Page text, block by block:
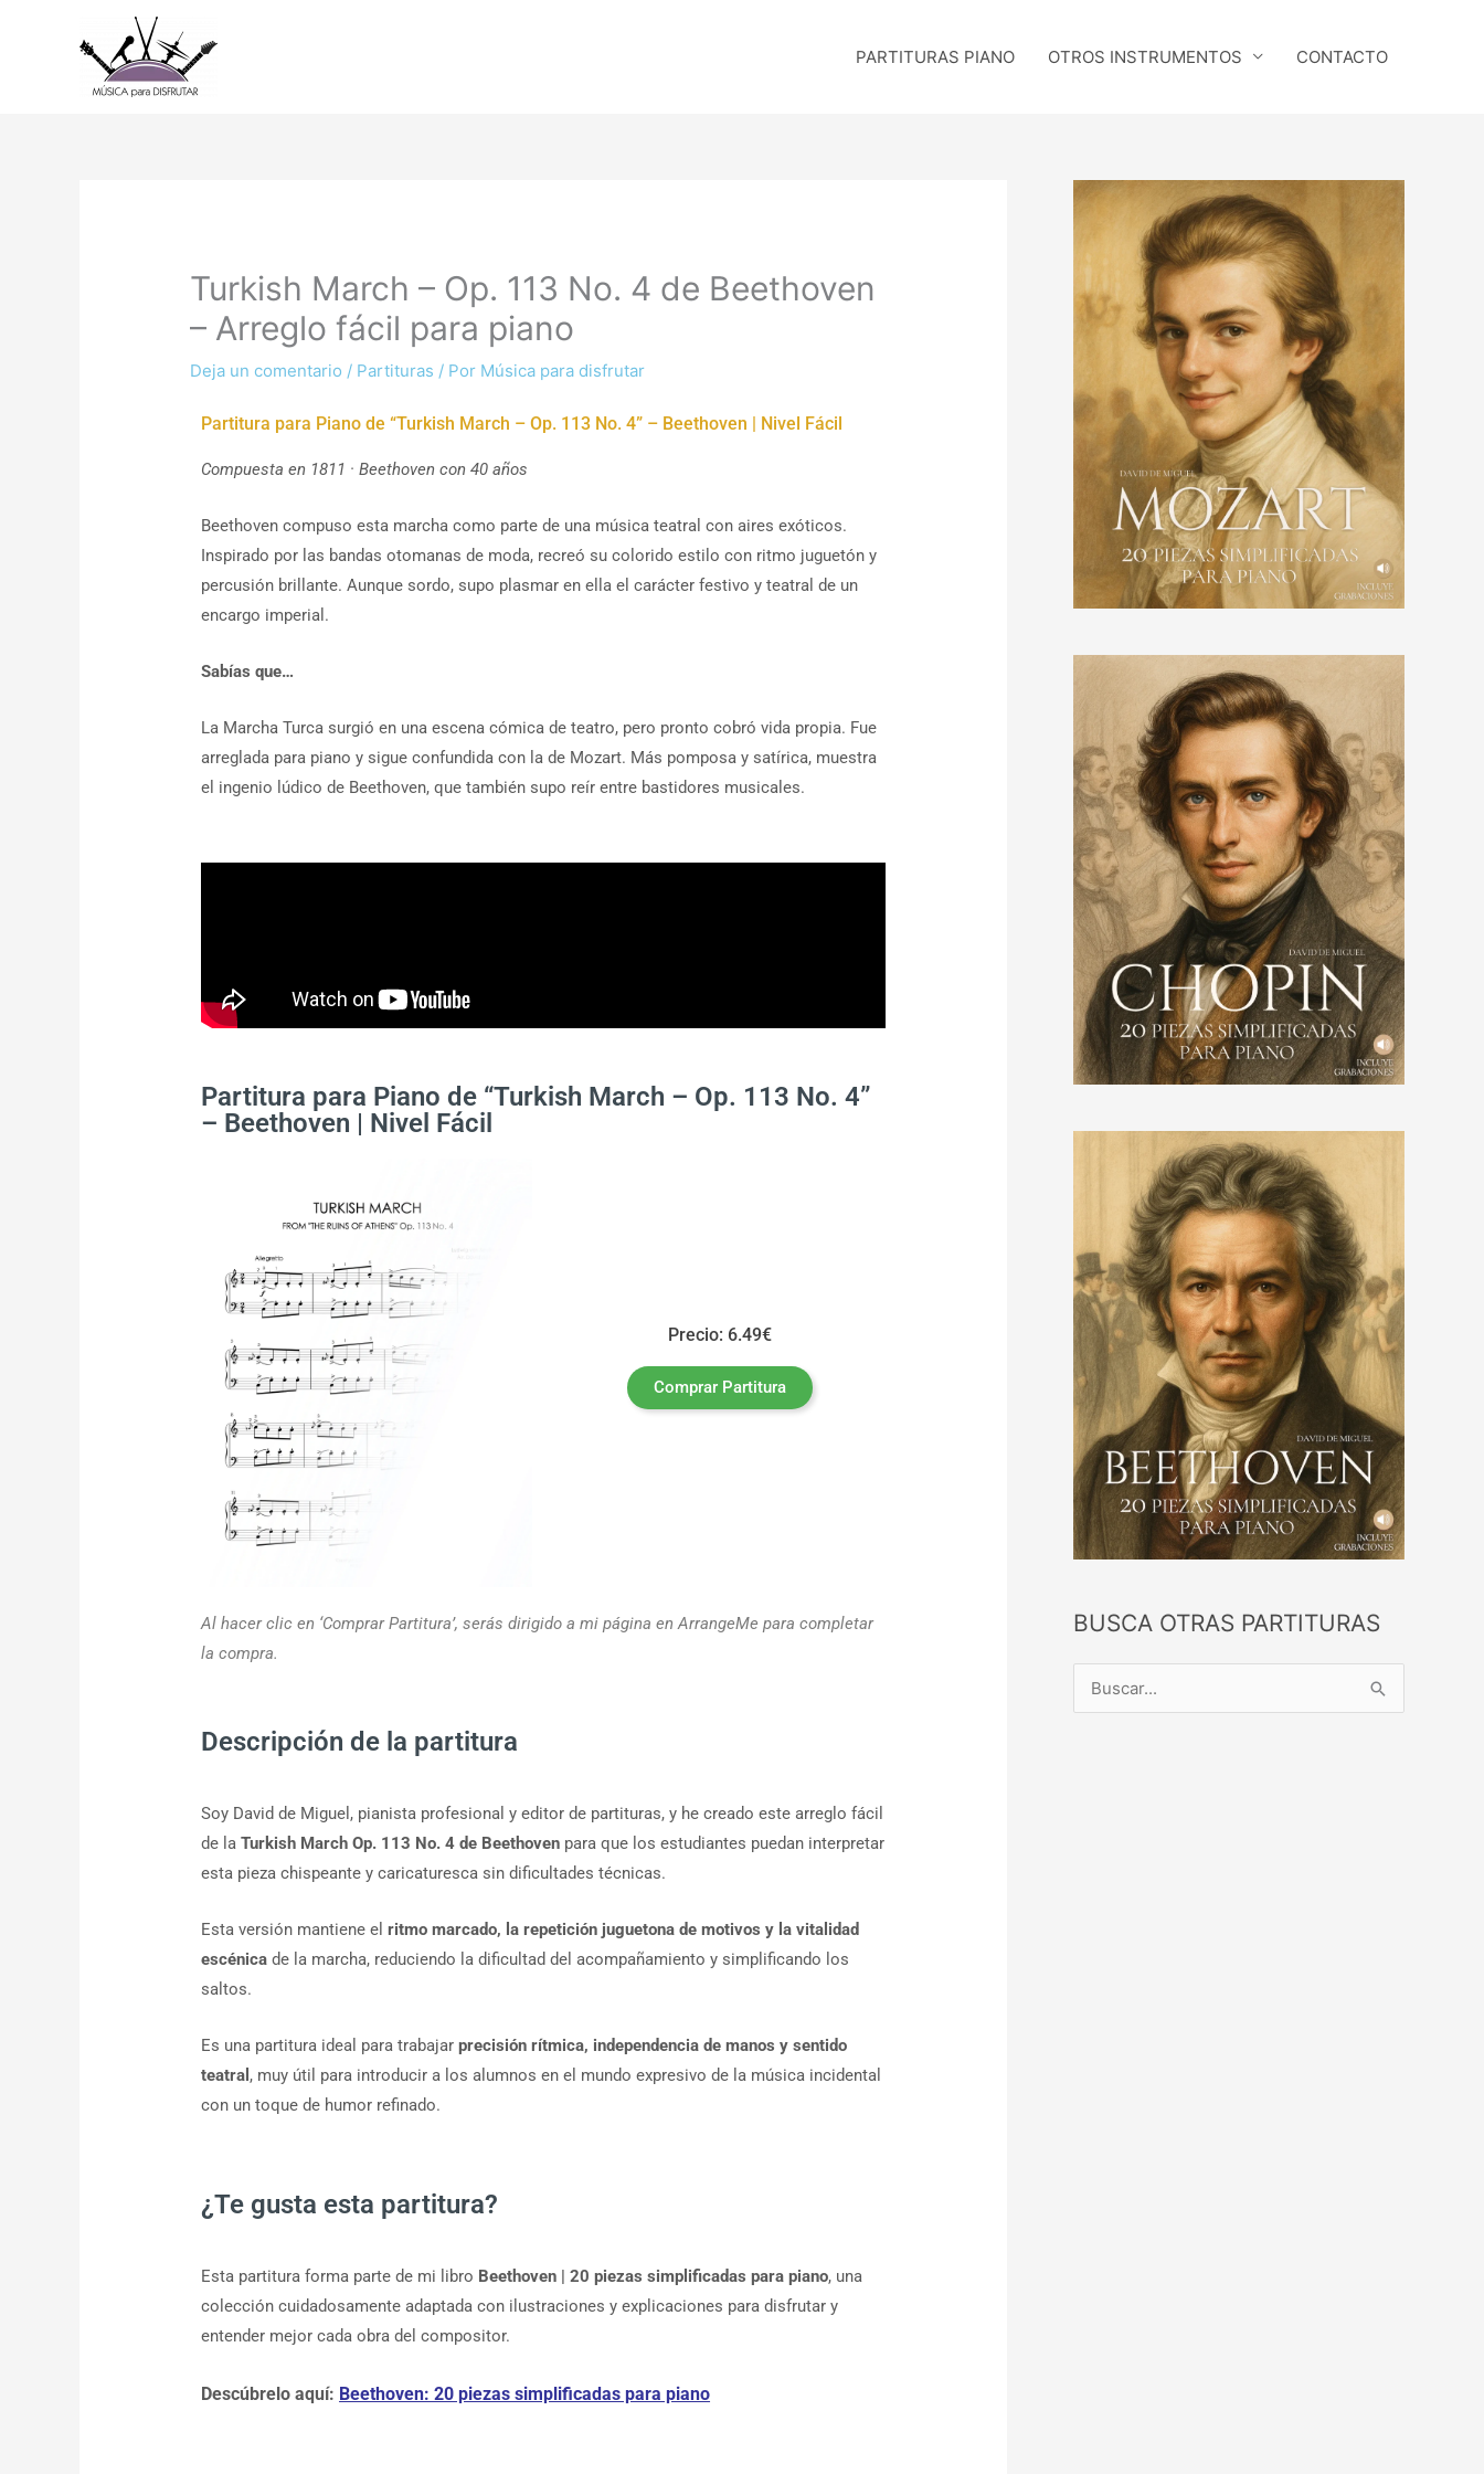
PARTITURAS PIANO OTROS INSTRUMENTOS CONTACTO
Turkish March – Op. 113 No. 4 de Beethoven
– Arreglo fácil para piano
Deja un comentario / Partituras / Por Música para disfrutar
Partitura para Piano de “Turkish March – Op. 113 No. 4” – Beethoven | Nivel Fácil
Compuesta en 1811 · Beethoven con 40 años
Beethoven compuso esta marcha como parte de una música teatral con aires exóticos.
Inspirado por las bandas otomanas de moda, recreó su colorido estilo con ritmo juguetón y
percusión brillante. Aunque sordo, supo plasmar en ella el carácter festivo y teatral de un
encargo imperial.
Sabías que…
La Marcha Turca surgió en una escena cómica de teatro, pero pronto cobró vida propia. Fue
arreglada para piano y sigue confundida con la de Mozart. Más pomposa y satírica, muestra
el ingenio lúdico de Beethoven, que también supo reír entre bastidores musicales.
Partitura para Piano de “Turkish March – Op. 113 No. 4”
– Beethoven | Nivel Fácil
Precio: 6.49€
Comprar Partitura
Al hacer clic en ‘Comprar Partitura’, serás dirigido a mi página en ArrangeMe para completar
la compra.
Descripción de la partitura
Soy David de Miguel, pianista profesional y editor de partituras, y he creado este arreglo fácil
de laTurkish March Op. 113 No. 4 de Beethoven para que los estudiantes puedan interpretar
esta pieza chispeante y caricaturesca sin dificultades técnicas.
Esta versión mantiene elritmo marcado, la repetición juguetona de motivos y la vitalidad
escénica de la marcha, reduciendo la dificultad del acompañamiento y simplificando los
saltos.
Es una partitura ideal para trabajarprecisión rítmica, independencia de manos y sentido
teatral , muy útil para introducir a los alumnos en el mundo expresivo de la música incidental
con un toque de humor refinado.
¿Te gusta esta partitura?
Esta partitura forma parte de mi libro Beethoven | 20 piezas simplificadas para piano, una
colección cuidadosamente adaptada con ilustraciones y explicaciones para disfrutar y
entender mejor cada obra del compositor.
Descúbrelo aquí: Beethoven: 20 piezas simplificadas para piano
BUSCA OTRAS PARTITURAS